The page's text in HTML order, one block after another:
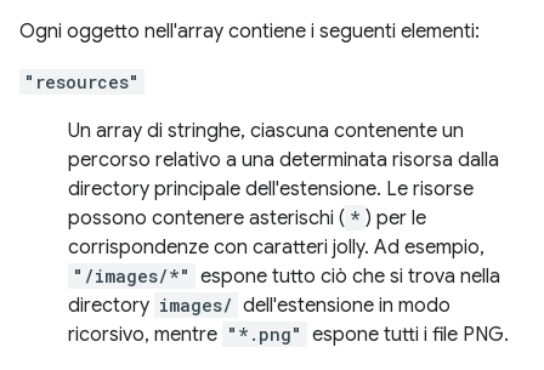
Ogni oggetto nell'array contiene i seguenti elementi:
"resources"
Un array di stringhe, ciascuna contenente un
percorso relativo a una determinata risorsa dalla
directory principale dell'estensione. Le risorse
possono contenere asterischi ( * ) per le
corrispondenze con caratteri jolly. Ad esempio,
"/images/*" espone tutto ciò che si trova nella
directory images/ dell'estensione in modo
ricorsivo, mentre "*.png" espone tutti i file PNG.